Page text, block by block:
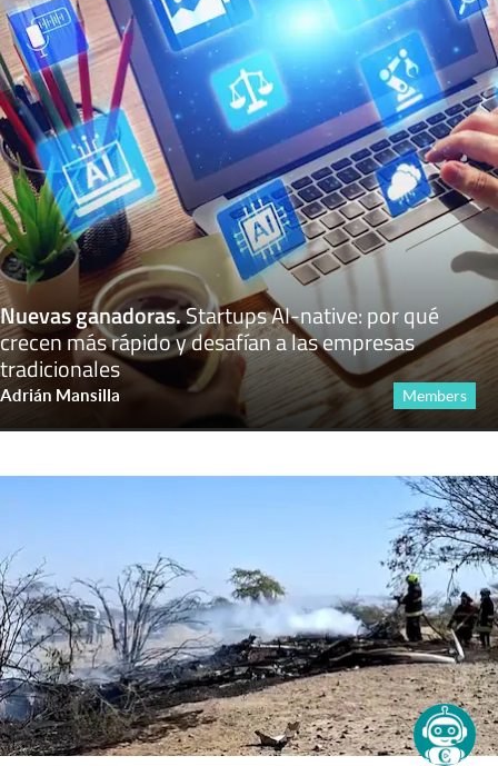
Nuevas ganadoras.Startups AI-native: por qué
crecen más rápido y desafían a las empresas
tradicionales
Adrián Mansilla Members